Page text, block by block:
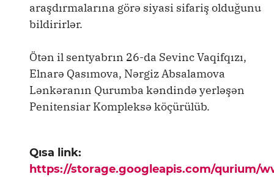
araşdırmalarına görə siyasi sifariş olduğunu
bildirirlər.
Ötən il sentyabrın 26-da Sevinc Vaqifqızı,
Elnarə Qasımova, Nərgiz Absalamova
Lənkəranın Qurumba kəndində yerləşən
Penitensiar Kompleksə köçürülüb.
Qısa link:
https://storage.googleapis.com/qurium/